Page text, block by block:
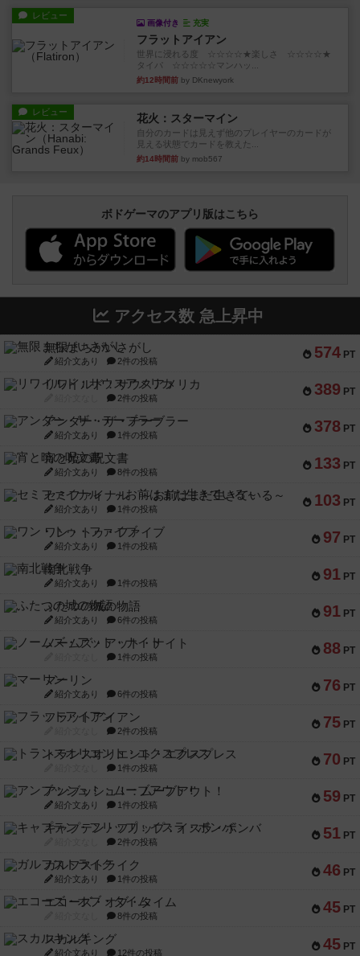
レビュー
画像付き 充実
フラットアイアン
世界に浸れる度 ☆☆☆☆★楽しさ ☆☆☆☆★
タイパ ☆☆☆☆☆マンハッ...
約12時間前 by DKnewyork
レビュー 花火：スターマイン
自分のカードは見えず他のプレイヤーのカードが
見える状態でカードを教えた...
約14時間前 by mob567
ボドゲーマのアプリ版はこちら
アクセス数 急上昇中
574 PT
無限まちがいさがし
紹介文あり 2件の投稿
389 PT
リワイルド：サウスアメリカ
2件の投稿
378 PT
アンダー・ザ・テーブラー
紹介文あり 1件の投稿
133 PT
宵と暁の呪文書
紹介文あり 8件の投稿
103 PT
セミファイナル ～お前はまだ生きている～
紹介文あり 1件の投稿
97 PT
ワン・トゥ・ファイブ
紹介文あり 1件の投稿
91 PT
南北戦争
紹介文あり 1件の投稿
91 PT
ふたつの城の物語
紹介文あり 6件の投稿
88 PT
ノームズ・アット・ナイト
1件の投稿
76 PT
マーリン
紹介文あり 6件の投稿
75 PT
フラットアイアン
2件の投稿
70 PT
トランスオリエント・エクスプレス
1件の投稿
59 PT
アンブッシュ！：ムーブアウト！
紹介文あり 1件の投稿
51 PT
キャプテン・フリップ：イスラ・ボンバ
2件の投稿
46 PT
ガルフストライク
紹介文あり 1件の投稿
45 PT
エコーズ・オブ・タイム
8件の投稿
45 PT
スカルキング
紹介文あり 12件の投稿